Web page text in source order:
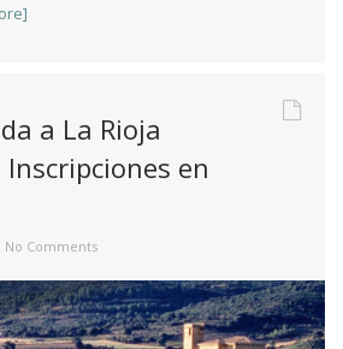
a La Rioja
Inscripciones en
No Comments